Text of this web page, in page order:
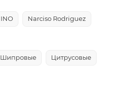
Narciso Rodriguez
Шипровые Цитрусовые